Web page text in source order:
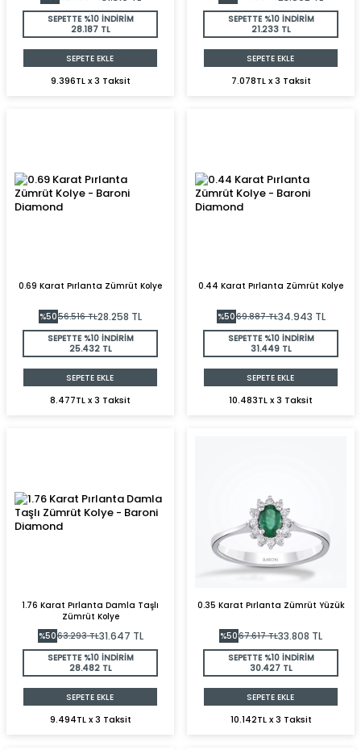
SEPETTE %10 İNDİRİM
28.187 TL
SEPETE EKLE
9.396TL x 3 Taksit
SEPETTE %10 İNDİRİM
21.233 TL
SEPETE EKLE
7.078TL x 3 Taksit
0.69 Karat Pırlanta Zümrüt Kolye
%5056.516TL28.258 TL
SEPETTE %10 İNDİRİM
25.432 TL
SEPETE EKLE
8.477TL x 3 Taksit
0.44 Karat Pırlanta Zümrüt Kolye
%5069.887TL34.943 TL
SEPETTE %10 İNDİRİM
31.449 TL
SEPETE EKLE
10.483TL x 3 Taksit
1.76 Karat Pırlanta Damla Taşlı
Zümrüt Kolye
%5063.293TL31.647 TL
SEPETTE %10 İNDİRİM
28.482 TL
SEPETE EKLE
9.494TL x 3 Taksit
0.35 Karat Pırlanta Zümrüt Yüzük
%5067.617TL33.808 TL
SEPETTE %10 İNDİRİM
30.427 TL
SEPETE EKLE
10.142TL x 3 Taksit